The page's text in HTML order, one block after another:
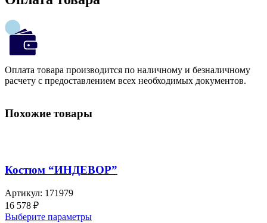
Оплата товара производится по наличному и безналичному
расчету с предоставлением всех необходимых документов.
Похожие товары
Костюм “ИНДЕВОР”
Артикул: 171979
16 578 ₽
Выберите параметры